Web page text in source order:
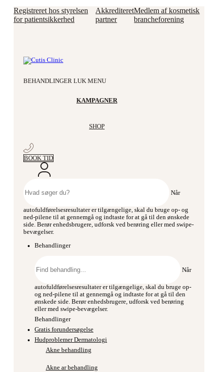
Videre
til
indhold
Registreret hos styrelsen
for patientsikkerhed
Akkrediteret
partner
Medlem af kosmetisk
brancheforening
BEHANDLINGER LUK MENU
KAMPAGNER
SHOP
BOOK TID
efter:
Når
autofuldførelsesresultater er tilgængelige, skal du bruge op- og
ned-pilene til at gennemgå og indtaste for at gå til den ønskede
side. Berør enhedsbrugere, udforsk ved berøring eller med swipe-
bevægelser.
Behandlinger
efter:
Når
autofuldførelsesresultater er tilgængelige, skal du bruge op-
og ned-pilene til at gennemgå og indtaste for at gå til den
ønskede side. Berør enhedsbrugere, udforsk ved berøring
eller med swipe-bevægelser.
Behandlinger
Gratis forundersøgelse
Hudproblemer Dermatologi
Akne behandling
Akne ar behandling